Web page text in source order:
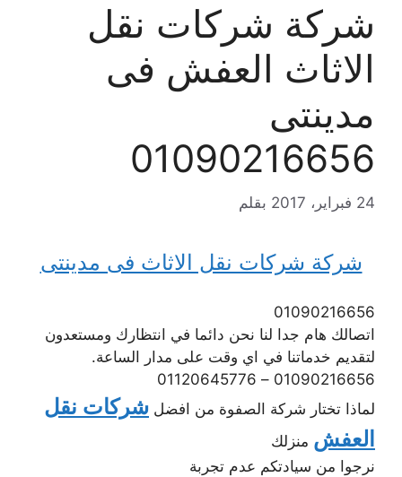
شركة شركات نقل
الاثاث العفش فى
مدينتى
01090216656
24 فبراير، 2017 بقلم
شركة شركات نقل الاثاث فى مدينتى
01090216656
اتصالك هام جدا لنا نحن دائما في انتظارك ومستعدون
لتقديم خدماتنا في اي وقت على مدار الساعة.
01090216656 – 01120645776
لماذا تختار شركة الصفوة من افضل شركات نقل
العفش منزلك
نرجوا من سيادتكم عدم تجربة